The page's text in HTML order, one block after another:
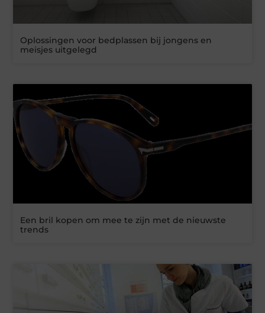
Oplossingen voor bedplassen bij jongens en
meisjes uitgelegd
Een bril kopen om mee te zijn met de nieuwste
trends